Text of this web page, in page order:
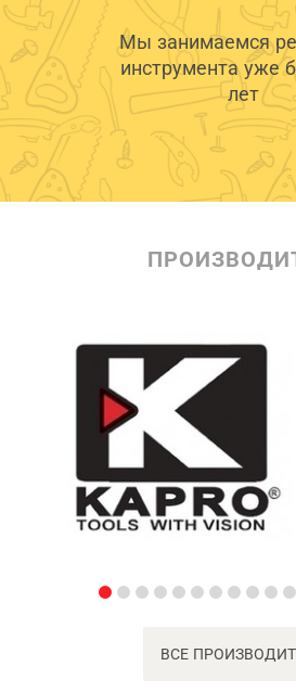
Мы занимаемся
инструмента уже
лет
ВСЕ